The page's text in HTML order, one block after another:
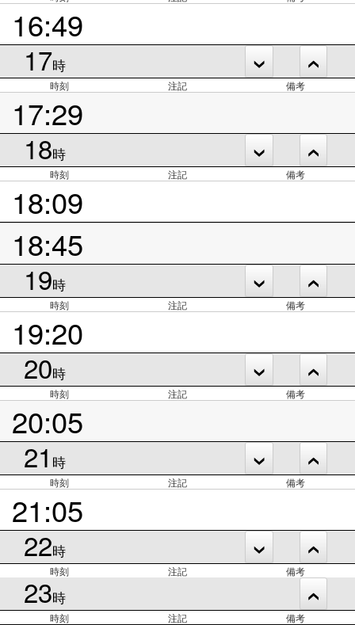
16:49
17時
時刻 注記 備考
17:29
18時
時刻 注記 備考
18:09
18:45
19時
時刻 注記 備考
19:20
20時
時刻 注記 備考
20:05
21 時
時刻 注記 備考
21:05
22時
時刻 注記 備考
23時
時刻 注記 備考